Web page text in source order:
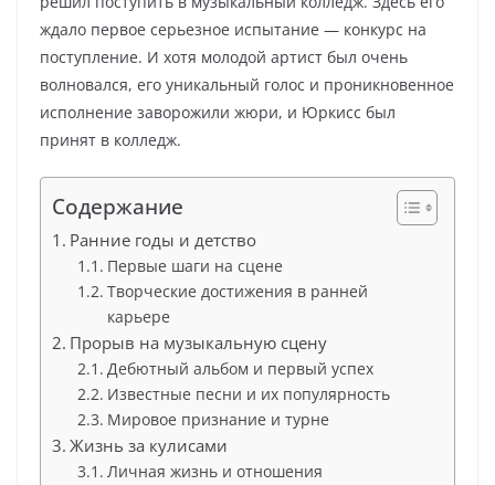
ждало первое серьезное испытание — конкурс на
поступление. И хотя молодой артист был очень
волновался, его уникальный голос и проникновенное
исполнение заворожили жюри, и Юркисс был
принят в колледж.
Содержание
Ранние годы и детство
Первые шаги на сцене
Творческие достижения в ранней
карьере
Прорыв на музыкальную сцену
Дебютный альбом и первый успех
Известные песни и их популярность
Мировое признание и турне
Жизнь за кулисами
Личная жизнь и отношения